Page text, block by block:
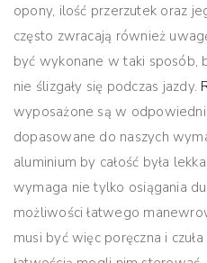
opony, ilość przerzutek oraz
często zwracają również
być wykonane w taki sposób,
nie ślizgały się podczas jazdy.
wyposażone są w odpowiedni
dopasowane do naszych
aluminium by całość była
wymaga nie tylko osiągania
możliwości łatwego
musi być więc poręczna i